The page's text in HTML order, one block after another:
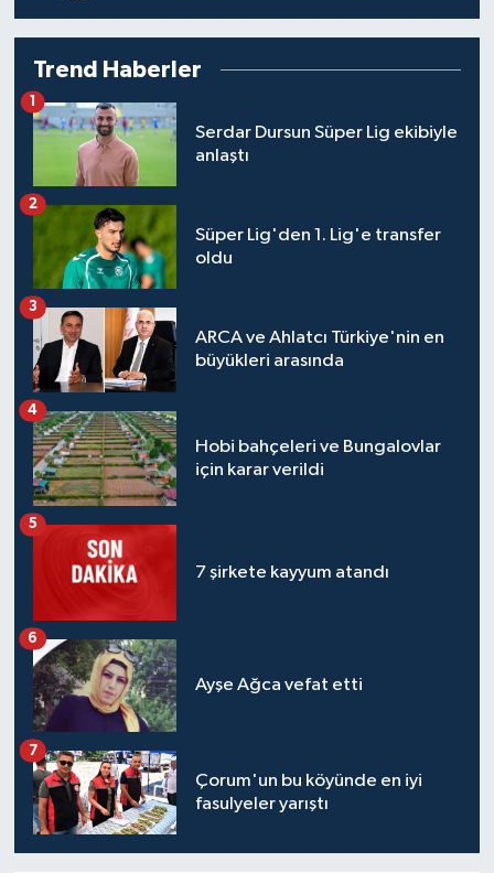
Trend Haberler
Serdar Dursun Süper Lig ekibiyle
anlaştı
1
Süper Lig'den 1. Lig'e transfer
oldu
2
ARCA ve Ahlatcı Türkiye'nin en
büyükleri arasında
3
Hobi bahçeleri ve Bungalovlar
için karar verildi
4
7 şirkete kayyum atandı
5
Ayşe Ağca vefat etti
6
Çorum'un bu köyünde en iyi
fasulyeler yarıştı
7